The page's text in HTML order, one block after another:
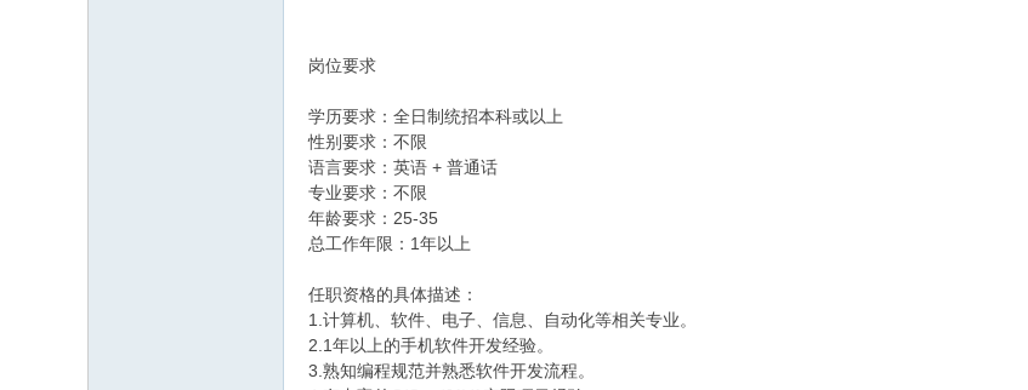
岗位要求
学历要求：全日制统招本科或以上
性别要求：不限
语言要求：英语 + 普通话
专业要求：不限
年龄要求：25-35
总工作年限：1年以上
任职资格的具体描述：
1.计算机、软件、电子、信息、自动化等相关专业。
2.1年以上的手机软件开发经验。
3.熟知编程规范并熟悉软件开发流程。